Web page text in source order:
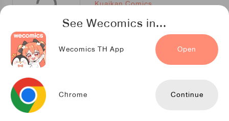
See Wecomics in...
Wecomics TH App Open
Chrome Continue
Kuaikan Comics